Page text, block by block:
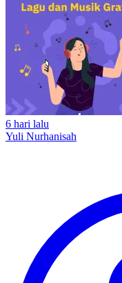
6 hari lalu
Yuli Nurhanisah